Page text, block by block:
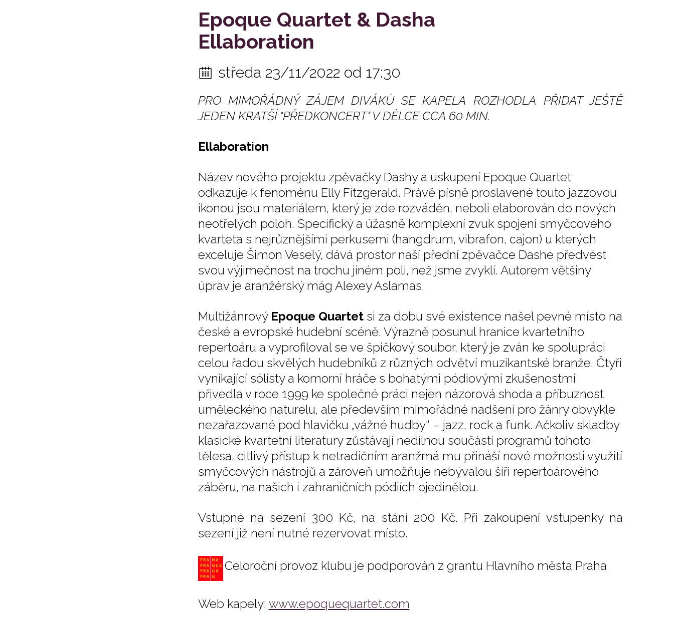
Epoque Quartet & Dasha
Ellaboration
středa 23/11/2022 od 17:30
PRO MIMOŘÁDNÝ ZÁJEM DIVÁKŮ SE KAPELA ROZHODLA PŘIDAT JEŠTĚ
JEDEN KRATŠÍ "PŘEDKONCERT" V DÉLCE CCA 60 MIN.
Ellaboration
Název nového projektu zpěvačky Dashy a uskupení Epoque Quartet
odkazuje k fenoménu Elly Fitzgerald. Právě písně proslavené touto jazzovou
ikonou jsou materiálem, který je zde rozváděn, neboli elaborován do nových
neotřelých poloh. Specifický a úžasně komplexní zvuk spojení smyčcového
kvarteta s nejrůznějšími perkusemi (hangdrum, vibrafon, cajon) u kterých
exceluje Šimon Veselý, dává prostor naší přední zpěvačce Dashe předvést
svou výjimečnost na trochu jiném poli, než jsme zvyklí. Autorem většiny
úprav je aranžérský mág Alexey Aslamas.
Multižánrový Epoque Quartetsi za dobu své existence našel pevné místo na
české a evropské hudební scéně. Výrazně posunul hranice kvartetního
repertoáru a vyprofiloval se ve špičkový soubor, který je zván ke spolupráci
celou řadou skvělých hudebníků z různých odvětví muzikantské branže. Čtyři
vynikající sólisty a komorní hráče s bohatými pódiovými zkušenostmi
přivedla v roce 1999 ke společné práci nejen názorová shoda a příbuznost
uměleckého naturelu, ale především mimořádné nadšení pro žánry obvykle
nezařazované pod hlavičku „vážné hudby“ – jazz, rock a funk. Ačkoliv skladby
klasické kvartetní literatury zůstávají nedílnou součástí programů tohoto
tělesa, citlivý přístup k netradičním aranžmá mu přináší nové možnosti využití
smyčcových nástrojů a zároveň umožňuje nebývalou šíři repertoárového
záběru, na našich i zahraničních pódiích ojedinělou.
Vstupné na sezení 300 Kč, na stání 200 Kč. Při zakoupení vstupenky na
sezení již není nutné rezervovat místo.
Celoroční provoz klubu je podporován z grantu Hlavního města Praha
Web kapely: www.epoquequartet.com